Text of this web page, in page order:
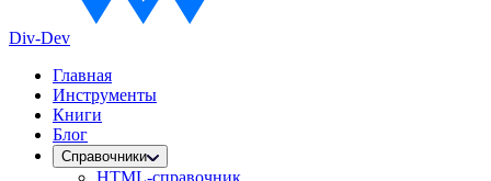
Div-Dev
Главная
Инструменты
Книги
Блог
Справочники
HTML-справочник